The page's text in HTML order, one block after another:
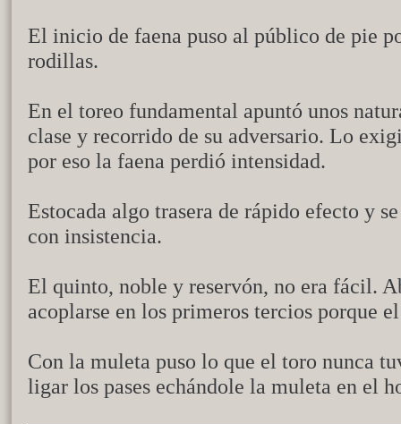
El inicio de faena puso al público de pie
rodillas.
En el toreo fundamental apuntó unos
clase y recorrido de su adversario. Lo
por eso la faena perdió intensidad.
Estocada algo trasera de rápido efecto y
con insistencia.
El quinto, noble y reservón, no era fácil.
acoplarse en los primeros tercios porque
Con la muleta puso lo que el toro nunca
ligar los pases echándole la muleta en el